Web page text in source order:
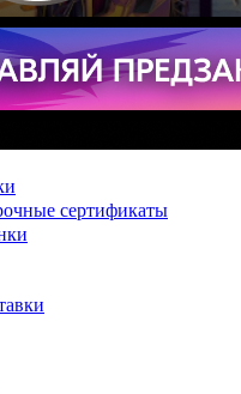
сертификаты